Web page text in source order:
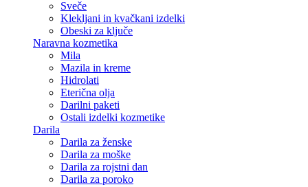
Sveče
Klekljani in kvačkani izdelki
Obeski za ključe
Naravna kozmetika
Mila
Mazila in kreme
Hidrolati
Eterična olja
Darilni paketi
Ostali izdelki kozmetike
Darila
Darila za ženske
Darila za moške
Darila za rojstni dan
Darila za poroko